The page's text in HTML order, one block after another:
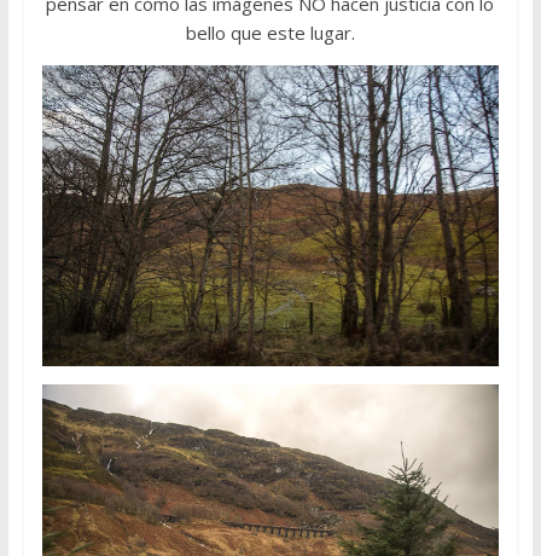
bello que este lugar.